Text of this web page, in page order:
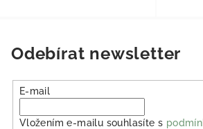
Odebírat newsletter
E-mail
Vložením e-mailu souhlasíte s